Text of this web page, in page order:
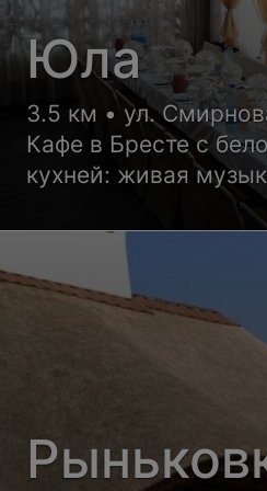
Юла
3.5 км • ул.
Кафе в Бресте с
кухней: живая